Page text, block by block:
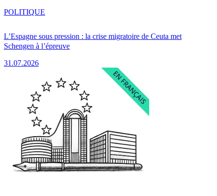
L’Espagne sous pression : la crise migratoire de Ceuta met
Schengen à l’épreuve
31.07.2026
POLITIQUE